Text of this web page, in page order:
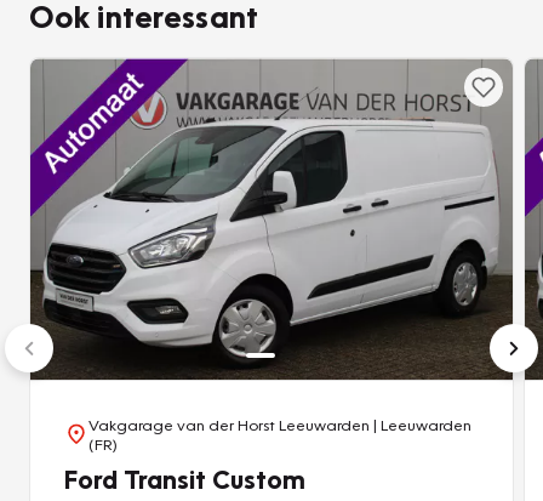
Ook interessant
Vakgarage van der Horst Leeuwarden | Leeuwarden
(FR)
Ford Transit Custom